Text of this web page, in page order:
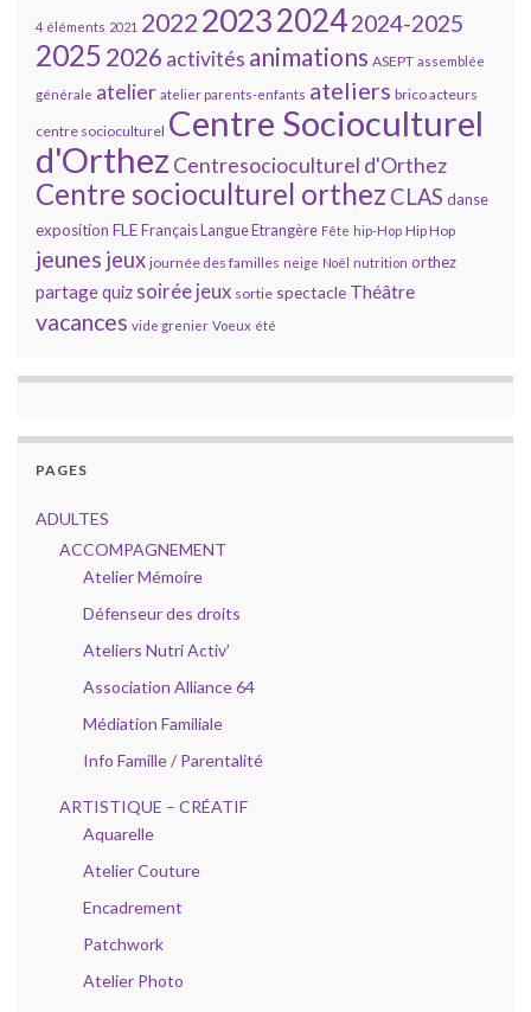
4 éléments 2021 2022202320242024-2025
20252026 activités animations ASEPT assemblée
générale atelier atelier parents-enfants ateliers brico acteurs
centre socioculturel Centre Socioculturel
d'Orthez Centresocioculturel d'Orthez
Centre socioculturel orthez CLAS danse
exposition FLE Français Langue Etrangère Fête hip-Hop Hip Hop
jeunes jeux journée des familles neige Noël nutrition orthez
partagequiz soirée jeux sortie spectacle Théâtre
vacances vide grenier Voeux été
PAGES
ADULTES
ACCOMPAGNEMENT
Atelier Mémoire
Défenseur des droits
Ateliers Nutri Activ’
Association Alliance 64
Médiation Familiale
Info Famille / Parentalité
ARTISTIQUE – CRÉATIF
Aquarelle
Atelier Couture
Encadrement
Patchwork
Atelier Photo